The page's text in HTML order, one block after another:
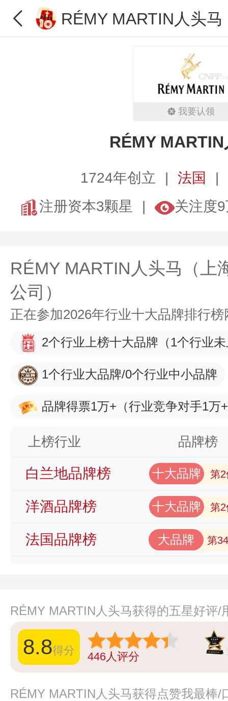
RÉMY MARTIN人头马
我要认领
RÉMY
1724年创立
法国
注册资本3颗星
关注度
RÉMY MARTIN人头马（上
公司）
正在参加2026年行业十大品牌排行
2个行业上榜十大品牌 （1个行业
1个行业大品牌/0个行业中小品牌
品牌得票1万+ （行业竞争对手1万
上榜行业 品牌榜
白兰地品牌榜 十大品牌 第2
洋酒品牌榜 十大品牌 第2
法国品牌榜 大品牌 第
RÉMY MARTIN人头马获得的五星好评/
8.8得分 446人评分
RÉMY MARTIN人头马获得点赞我最棒/